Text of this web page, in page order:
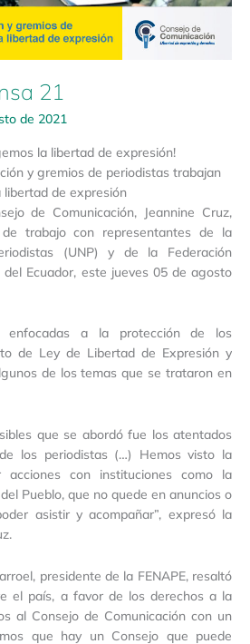
21
de 2021
la libertad de expresión!
y gremios de periodistas trabajan
libertad de expresión
de Comunicación, Jeannine Cruz,
trabajo con representantes de la
(UNP) y de la Federación
del Ecuador, este jueves 05 de agosto
enfocadas a la protección de los
de Ley de Libertad de Expresión y
de los temas que se trataron en
que se abordó fue los atentados
los periodistas (…) Hemos visto la
acciones con instituciones como la
Pueblo, que no quede en anuncios o
asistir y acompañar”, expresó la
presidente de la FENAPE, resaltó
el país, a favor de los derechos a la
al Consejo de Comunicación con un
que hay un Consejo que puede